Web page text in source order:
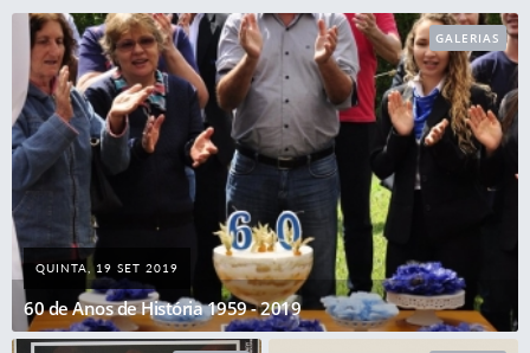
GALERIAS
QUINTA, 19 SET 2019
60 de Anos de História 1959 - 2019